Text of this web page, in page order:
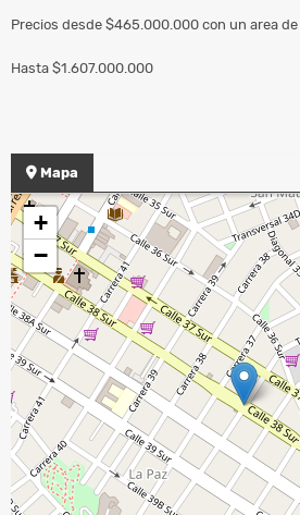
Precios desde $465.000.000 con un area
Hasta $1.607.000.000
Mapa
+
−